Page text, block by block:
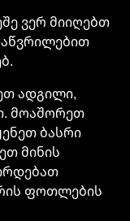
ვერ მიიღებთ
ადგილი,
მოაშორეთ
ბასრი
მინის
ფოთლების